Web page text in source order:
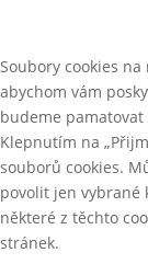
Soubory cookies
abychom vám
budeme pamatovat
Klepnutím na
souborů cookies.
povolit jen vybrané
některé z těchto
stránek.